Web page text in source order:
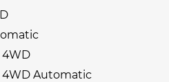
4WD
4WD Automatic